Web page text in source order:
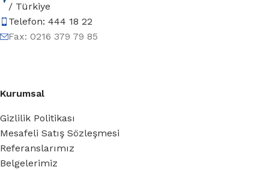
/ Türkiye
Telefon: 444 18 22
Fax: 0216 379 79 85
Kurumsal
Gizlilik Politikası
Mesafeli Satış Sözleşmesi
Referanslarımız
Belgelerimiz